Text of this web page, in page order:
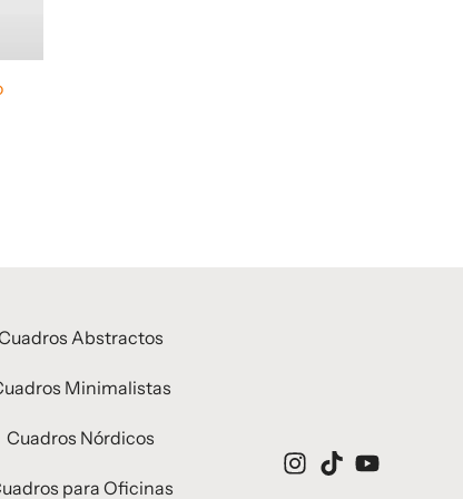
Abstractos
Minimalistas
Cuadros Nórdicos
para Oficinas